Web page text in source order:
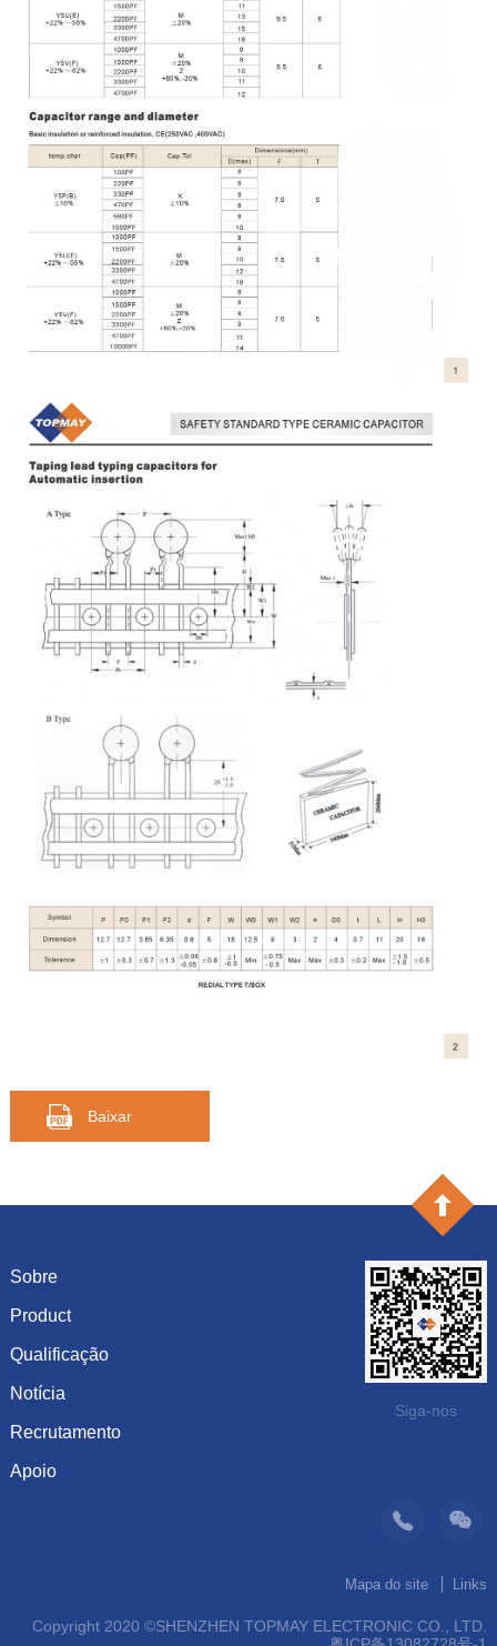
Baixar
Sobre
Introdução
História
Cultura
Sistema
Product
capacitância
resistência
Diodo
Inductor
Qualificação
Certificado de honra
Notícia
Mostrar informação
Dinâmica da empresa
Recrutamento
Últimos empregos
Apoio
Siga-nos
Mapa do site Links
Copyright 2020 ©SHENZHEN TOPMAY ELECTRONIC CO., LTD.